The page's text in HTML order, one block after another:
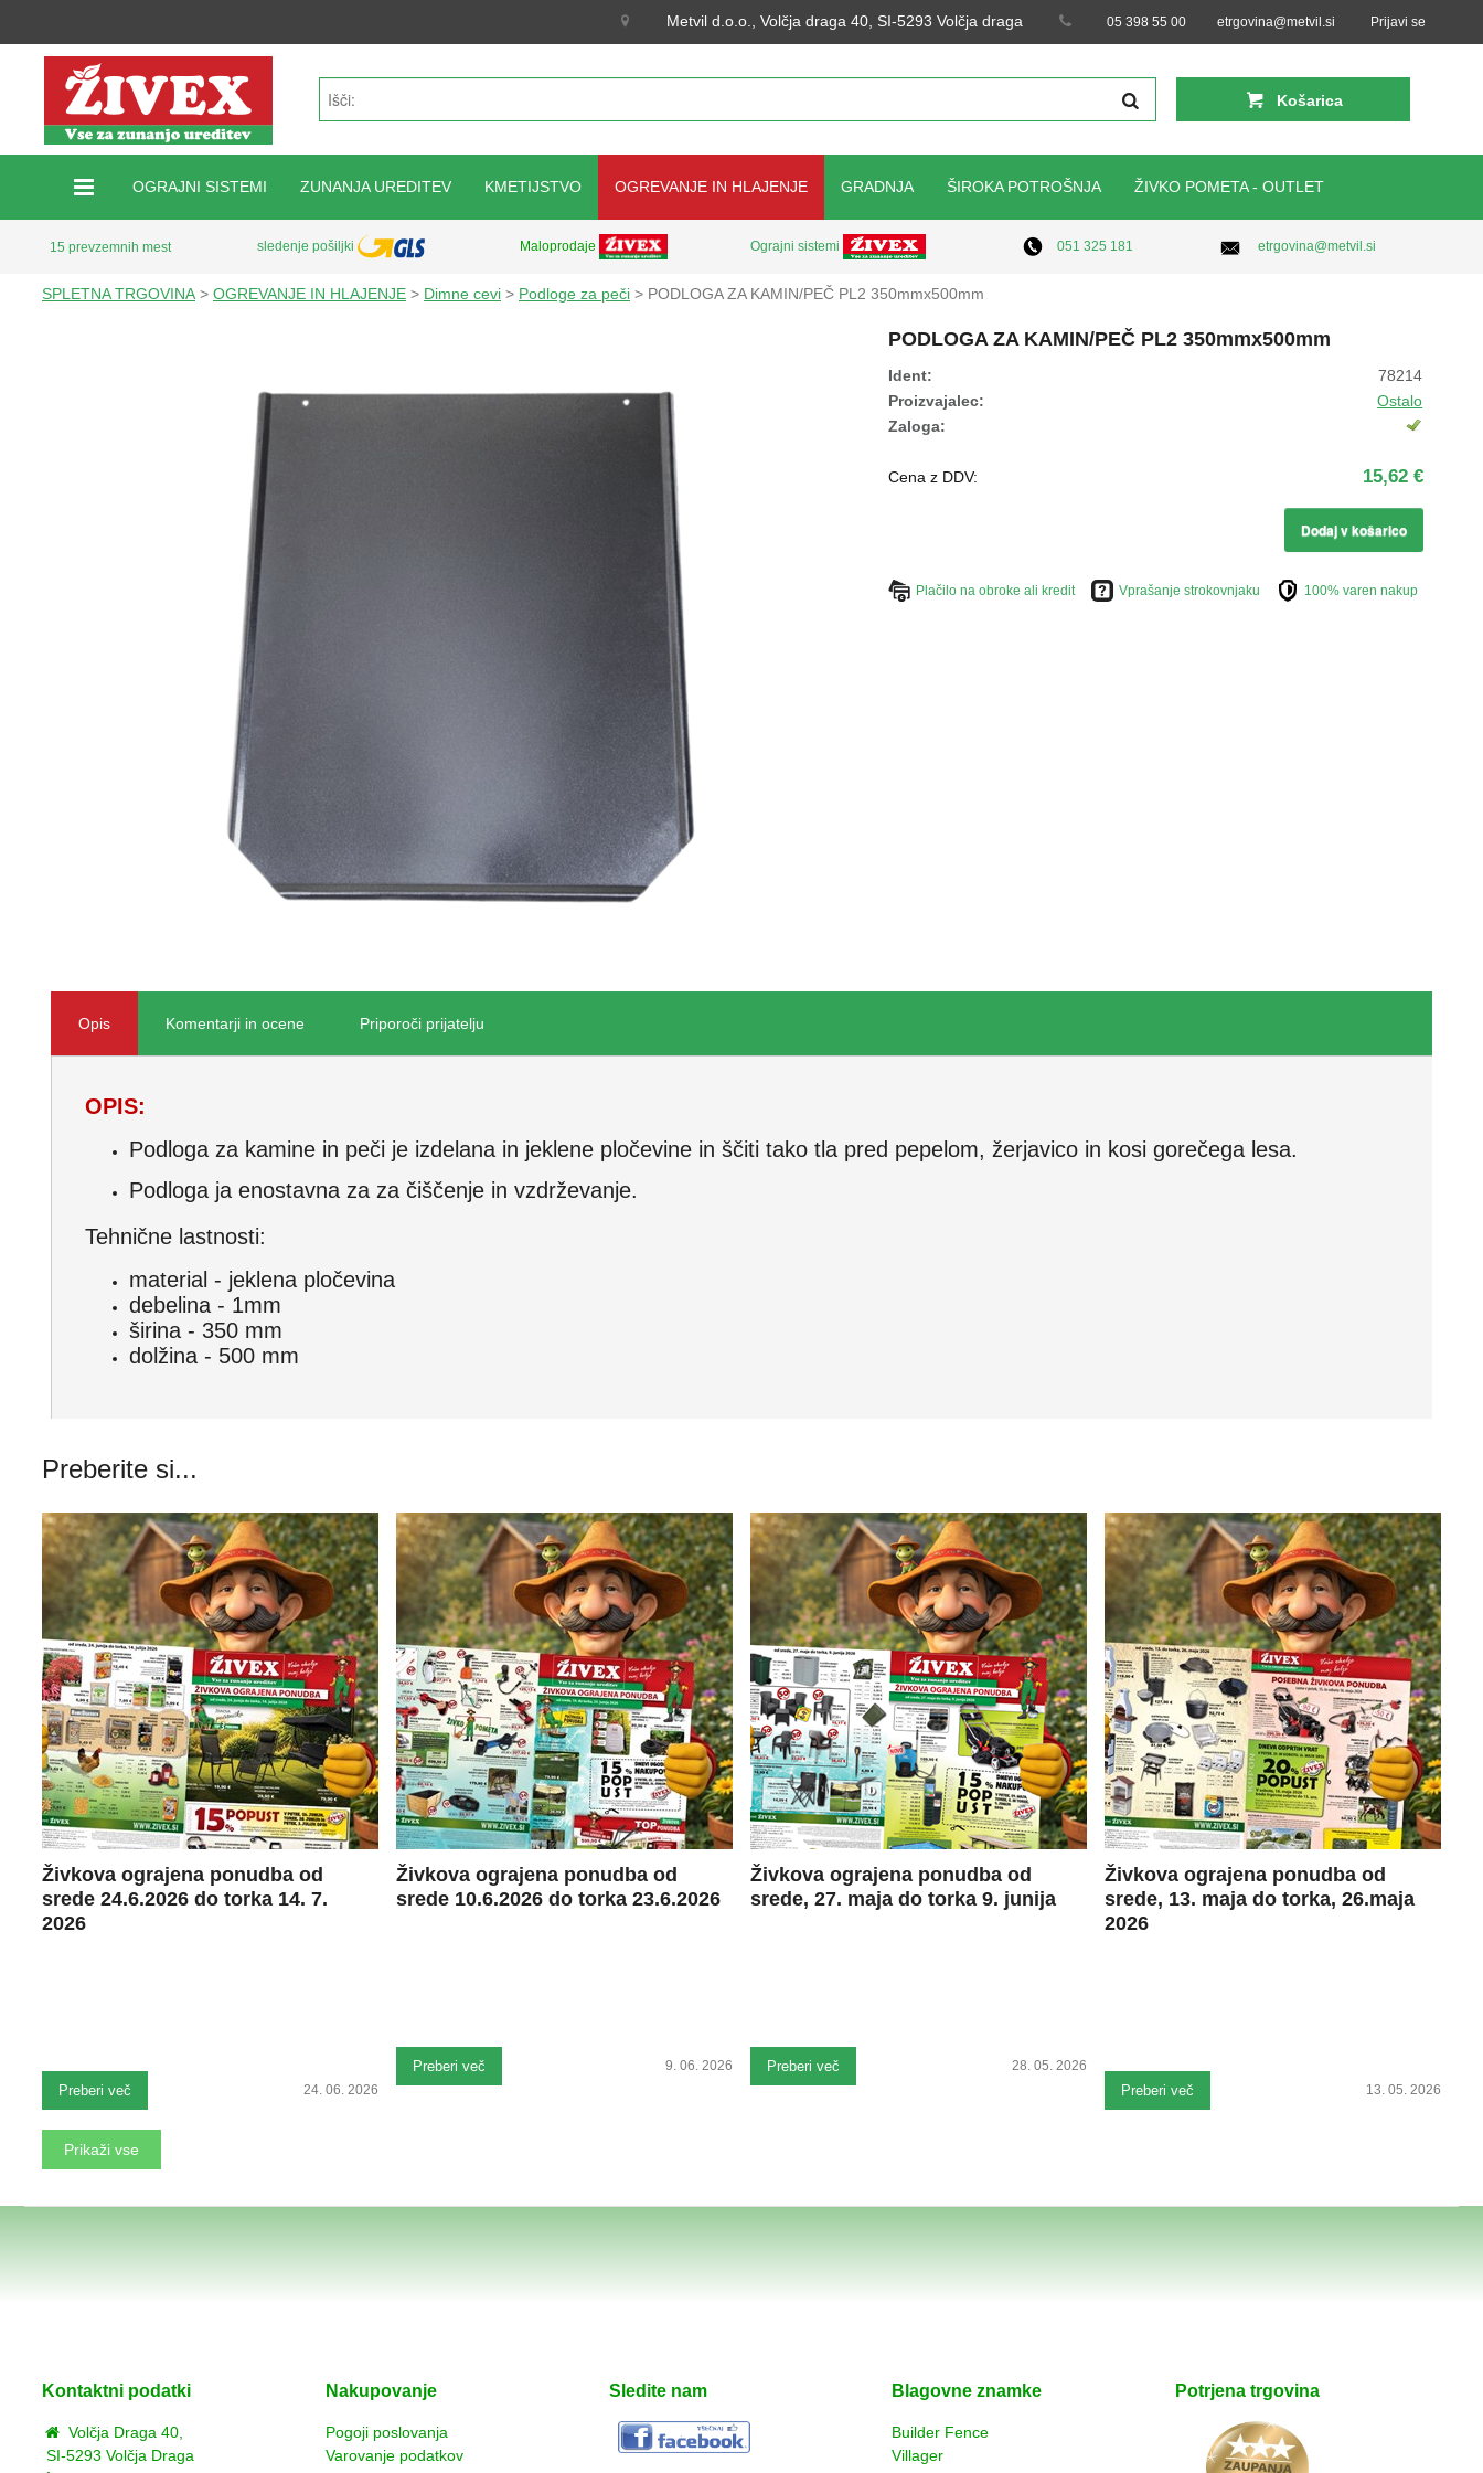
Metvil d.o.o., Volčja draga 40, SI-5293 Volčja draga 05 398 55 00 etrgovina@metvil.si Prijavi se
Košarica
OGRAJNI SISTEMI ZUNANJA UREDITEV KMETIJSTVO OGREVANJE IN HLAJENJE GRADNJA ŠIROKA POTROŠNJA ŽIVKO POMETA - OUTLET
15 prevzemnih mest sledenje pošiljki Maloprodaje Ograjni sistemi 051 325 181 etrgovina@metvil.si
SPLETNA TRGOVINA > OGREVANJE IN HLAJENJE > Dimne cevi > Podloge za peči > PODLOGA ZA KAMIN/PEČ PL2 350mmx500mm
PODLOGA ZA KAMIN/PEČ PL2 350mmx500mm
Ident:
78214
Proizvajalec:
Ostalo
Zaloga:
Cena z DDV: 15,62 €
Dodaj v košarico
Plačilo na obroke ali kredit Vprašanje strokovnjaku 100% varen nakup
Opis Komentarji in ocene Priporoči prijatelju
OPIS:
Podloga za kamine in peči je izdelana in jeklene pločevine in ščiti tako tla pred pepelom, žerjavico in kosi gorečega lesa.
Podloga ja enostavna za za čiščenje in vzdrževanje.
Tehnične lastnosti:
material - jeklena pločevina
debelina - 1mm
širina - 350 mm
dolžina - 500 mm
Preberite si...
Živkova ograjena ponudba od
srede 24.6.2026 do torka 14. 7.
2026
Preberi več 24. 06. 2026
Živkova ograjena ponudba od
srede 10.6.2026 do torka 23.6.2026
Preberi več 9. 06. 2026
Živkova ograjena ponudba od
srede, 27. maja do torka 9. junija
Preberi več 28. 05. 2026
Živkova ograjena ponudba od
srede, 13. maja do torka, 26.maja
2026
Preberi več 13. 05. 2026
Prikaži vse
Kontaktni podatki
Volčja Draga 40,
SI-5293 Volčja Draga
Nakupovanje
Pogoji poslovanja
Varovanje podatkov
Sledite nam Blagovne znamke
Builder Fence
Villager
Potrjena trgovina